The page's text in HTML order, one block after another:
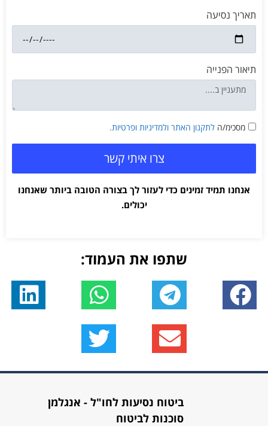
תאריך נסיעה
תיאור הפנייה
מסכימ/ה לתקנון האתר ולמדיניות ופרטיות.
צרו איתי קשר
אנחנו תמיד זמינים כדי לעזור לך בצורה הטובה ביותר שאנחנו
יכולים.
שתפו את העמוד:
ביטוח נסיעות לחו"ל - אנגלמן
סוכנות לביטוח